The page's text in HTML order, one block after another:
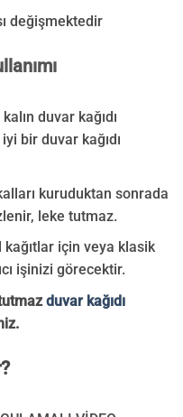
değişmektedir
duvar kağıdı
bir duvar kağıdı
kuruduktan sonrada
leke tutmaz.
için veya klasik
işinizi görecektir.
duvar kağıdı